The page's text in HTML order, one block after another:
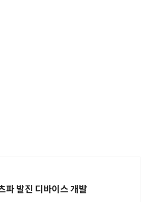
파 발진 디바이스 개발